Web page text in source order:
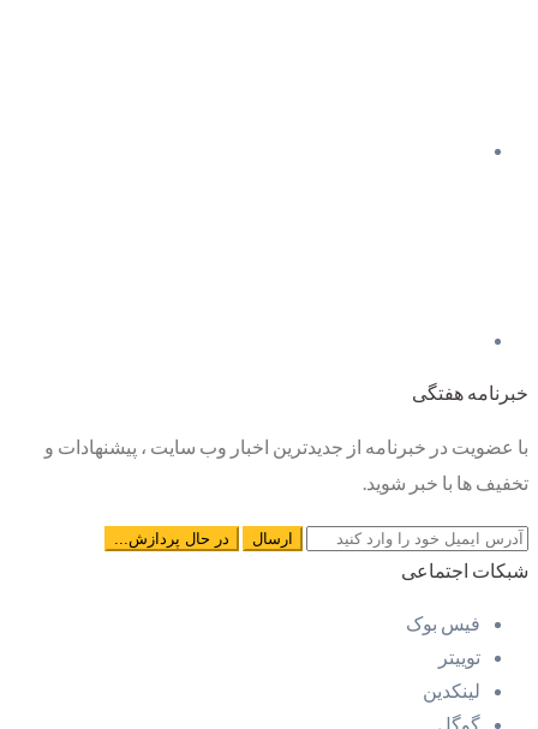
خبرنامه هفتگی
با عضویت در خبرنامه از جدیدترین اخبار وب سایت ، پیشنهادات و
تخفیف ها با خبر شوید.
شبکات اجتماعی
فیس بوک
توییتر
لینکدین
گوگل